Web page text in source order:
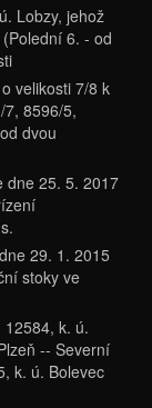
Lobzy, jehož
6. - od
velikosti 7/8 k
8596/5,
dvou
dne 25. 5. 2017
29. 1. 2015
stoky ve
k. ú.
-- Severní
k. ú. Bolevec